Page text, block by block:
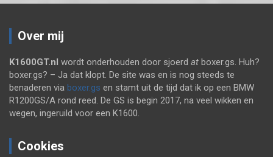
Over mij
K1600GT.nl wordt onderhouden door sjoerd at boxer.gs. Huh?
boxer.gs? – Ja dat klopt. De site was en is nog steeds te
benaderen via boxer.gs en stamt uit de tijd dat ik op een BMW
R1200GS/A rond reed. De GS is begin 2017, na veel wikken en
wegen, ingeruild voor een K1600.
Cookies